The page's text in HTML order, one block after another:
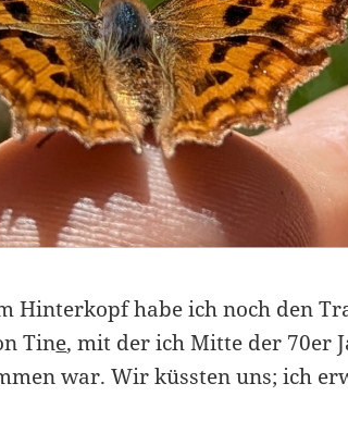
Hinterkopf habe ich noch den
Tine, mit der ich Mitte der 70er
war. Wir küssten uns; ich